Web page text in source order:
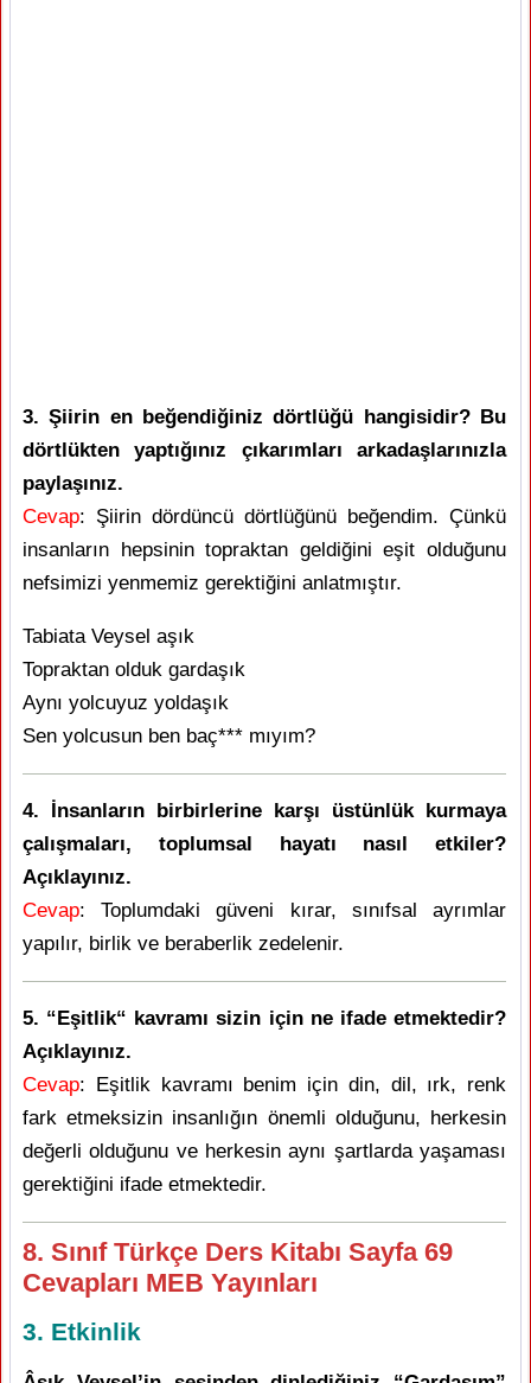
3. Şiirin en beğendiğiniz dörtlüğü hangisidir? Bu
dörtlükten yaptığınız çıkarımları arkadaşlarınızla
paylaşınız.
Cevap: Şiirin dördüncü dörtlüğünü beğendim. Çünkü
insanların hepsinin topraktan geldiğini eşit olduğunu
nefsimizi yenmemiz gerektiğini anlatmıştır.
Tabiata Veysel aşık
Topraktan olduk gardaşık
Aynı yolcuyuz yoldaşık
Sen yolcusun ben baç*** mıyım?
4. İnsanların birbirlerine karşı üstünlük kurmaya
çalışmaları, toplumsal hayatı nasıl etkiler?
Açıklayınız.
Cevap: Toplumdaki güveni kırar, sınıfsal ayrımlar
yapılır, birlik ve beraberlik zedelenir.
5. “Eşitlik“ kavramı sizin için ne ifade etmektedir?
Açıklayınız.
Cevap: Eşitlik kavramı benim için din, dil, ırk, renk
fark etmeksizin insanlığın önemli olduğunu, herkesin
değerli olduğunu ve herkesin aynı şartlarda yaşaması
gerektiğini ifade etmektedir.
8. Sınıf Türkçe Ders Kitabı Sayfa 69
Cevapları MEB Yayınları
3. Etkinlik